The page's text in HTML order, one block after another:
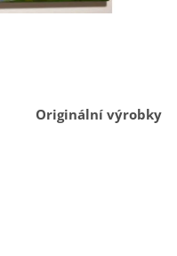
Originální výrobky